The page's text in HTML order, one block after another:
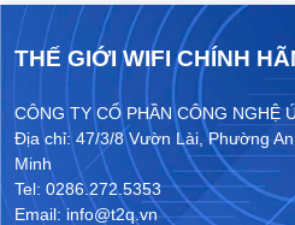
THẾ GIỚI WIFI CHÍNH
CÔNG TY CỔ PHẦN CÔNG NGHỆ
Địa chỉ: 47/3/8 Vườn Lài, Phường
Minh
Tel: 0286.272.5353
Email: info@t2q.vn